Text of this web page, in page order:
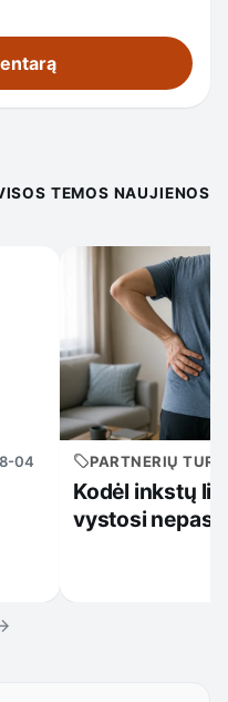
TEMOS NAUJIENOS
04 PARTNERIŲ
Kodėl inkstų
vystosi